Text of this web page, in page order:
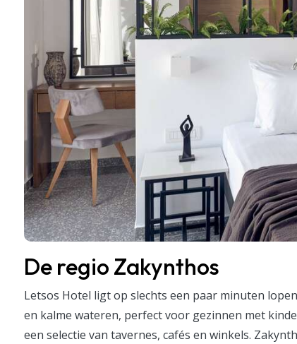
De regio Zakynthos
Letsos Hotel ligt op slechts een paar minuten
en kalme wateren, perfect voor gezinnen met
een selectie van tavernes, cafés en winkels.